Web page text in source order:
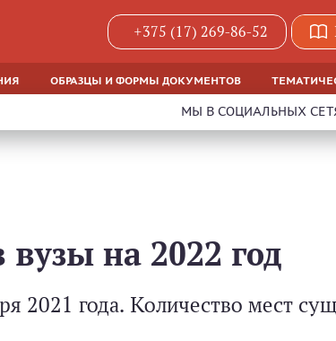
+375 (17) 269-86-52
ОБРАЗЦЫ И ФОРМЫ ДОКУМЕНТОВ
МЫ В СОЦИАЛЬНЫХ
на 2022 год
2021 года. Количество мест